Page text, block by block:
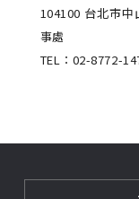
104100 台北市
事處
TEL： 02-8772-